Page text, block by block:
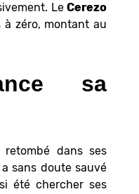
Le Cerezo
à zéro, montant au
sa
dans ses
sans doute sauvé
été chercher ses